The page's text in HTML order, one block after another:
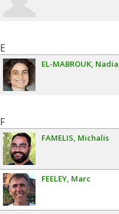
E
EL-MABROUK Nadia
F
FAMELIS Michalis
FEELEY Marc